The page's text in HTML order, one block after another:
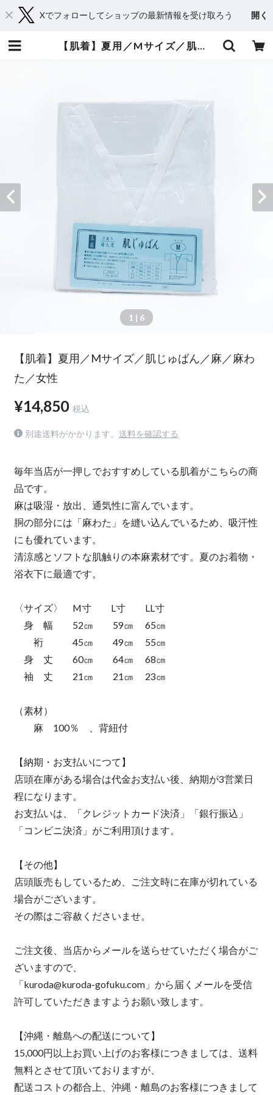
Xでフォローしてショップの最新情報を受け取ろう 開く
【肌着】夏用／Mサイズ／肌じゅばん／麻／麻わた／女性 | 黒田呉服店 ー和の源流を求めてー ｜着物｜浴衣｜帯｜和雑貨｜
1 | 6
【肌着】夏用／Mサイズ／肌じゅばん／麻／麻わ
た／女性
¥14,850 税込
別途送料がかかります。 送料を確認する
毎年当店が一押しでおすすめしている肌着がこちらの商
品です。
麻は吸湿・放出、通気性に富んでいます。
胴の部分には「麻わた」を縫い込んでいるため、吸汗性
にも優れています。
清涼感とソフトな肌触りの本麻素材です。夏のお着物・
浴衣下に最適です。
〈サイズ〉 M寸 L寸 LL寸
身 幅 52㎝ 59㎝ 65㎝
裄 45㎝ 49㎝ 55㎝
身 丈 60㎝ 64㎝ 68㎝
袖 丈 21㎝ 21㎝ 23㎝
（素材）
麻 100％ 、背紐付
【納期・お支払いにつて】
店頭在庫がある場合は代金お支払い後、納期が3営業日
程になります。
お支払いは、「クレジットカード決済」「銀行振込」
「コンビニ決済」がご利用頂けます。
【その他】
店頭販売もしているため、ご注文時に在庫が切れている
場合がございます。
その際はご容赦くださいませ。
ご注文後、当店からメールを送らせていただく場合がご
ざいますので、
「kuroda@kuroda-gofuku.com」から届くメールを受信
許可していただきますようお願い致します。
【沖縄・離島への配送について】
15,000円以上お買い上げのお客様につきましては、送料
無料とさせて頂いておりますが、
配送コストの都合上、沖縄・離島のお客様につきまして